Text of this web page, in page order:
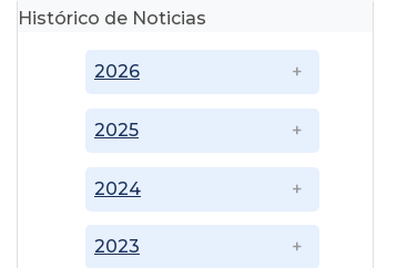
Histórico de Noticias
2023
2024
2025
2026